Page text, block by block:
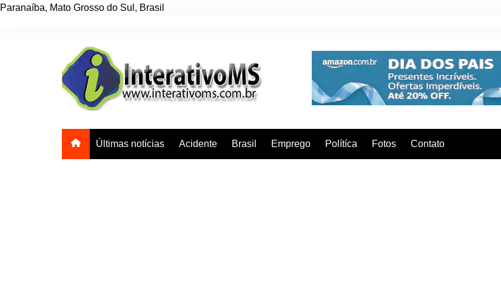
Paranaíba, Mato Grosso do Sul , Brasil
Últimas notícias Acidente Brasil Emprego Polítíca Fotos Contato